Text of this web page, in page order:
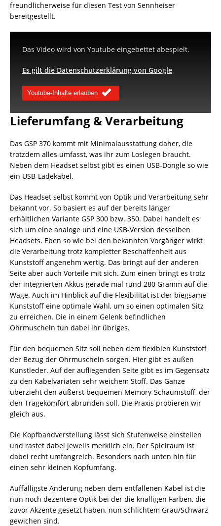
freundlicherweise für diesen Test von Sennheiser
bereitgestellt.
Das Video wird von Youtube eingebettet abespielt.
Es gilt die Datenschutzerklärung von Google
Youtube-Inhalte erlauben
Lieferumfang & Verarbeitung
Das GSP 370 kommt mit Minimalausstattung daher, die
trotzdem alles umfasst, was ihr zum Loslegen braucht.
Neben dem Headset selbst gibt es einen USB-Dongle so wie
ein USB-Ladekabel.
Das Headset selbst kommt von Optik und Verarbeitung sehr
bekannt vor. So basiert es auf der bereits länger
erhältlichen Variante GSP 300 bzw. 350. Dabei handelt es
sich um eine analoge und eine USB-Version desselben
Headsets. Eben so wie bei den bekannten Vorgänger wirkt
die Verarbeitung trotz kompletter Beschaffenheit aus
Kunststoff angenehm wertig. Das bringt auf der anderen
Seite aber auch Vorteile mit sich. Zum einen bringt es trotz
der integrierten Akkus gerade mal rund 280 Gramm auf die
Wage. Auch im Hinblick auf die Flexibilität ist der biegsame
Kunststoff eine optimale Wahl, um so einen optimalen Sitz
zu erreichen. Die in einem Gelenk befindlichen
Ohrmuscheln tun dabei ihr übriges.
Für den bequemen Sitz soll neben dem flexiblen Kunststoff
der Bezug der Ohrmuscheln sorgen. Hier gibt es außen
Kunstleder. Auf der aufliegenden Seite gibt es im Gegensatz
zu den Kabelvariaten sehr weichem Stoff. Das Ganze
überzieht den äußerst bequemen Memory-Schaumstoff, der
den Tragekomfort abrunden soll. Die Praxis probieren wir
gleich aus.
Die Kopfbandverstellung lässt sich Stufenweise einstellen
und rastet dabei jeweils merklich ein. Der Spielraum ist
dabei recht umfangreich. Besonders nach unten hin für
einen sehr kleinen Kopfumfang.
Auffälligste Änderung neben dem entfallenen Kabel ist die
nun noch dezentere Optik bei der die knalligen Farben, die
zuvor Akzente gesetzt haben, nun schlichtem Grau/Schwarz
gewichen sind.